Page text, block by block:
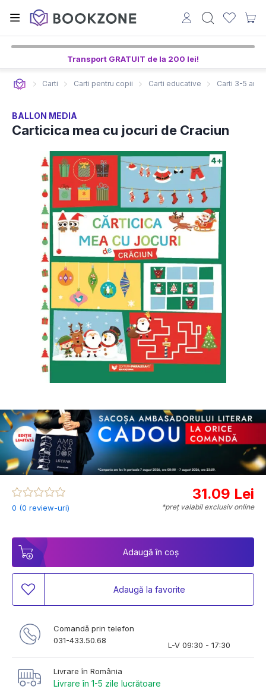
Transport GRATUIT de la 200 lei!
Carti Carti pentru copii Carti educative Carti 3-5 ani
BALLON MEDIA
Carticica mea cu jocuri de Craciun
0 (0 review-uri)
31.09 Lei
*preț valabil exclusiv online
Adaugă în coș
Adaugă la favorite
Comandă prin telefon
031-433.50.68
L-V 09:30 - 17:30
Livrare în România
Livrare în 1-5 zile lucrătoare